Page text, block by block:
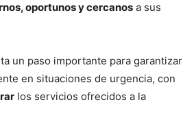
oportunos y cercanos a sus
un paso importante para garantizar
en situaciones de urgencia, con
los servicios ofrecidos a la